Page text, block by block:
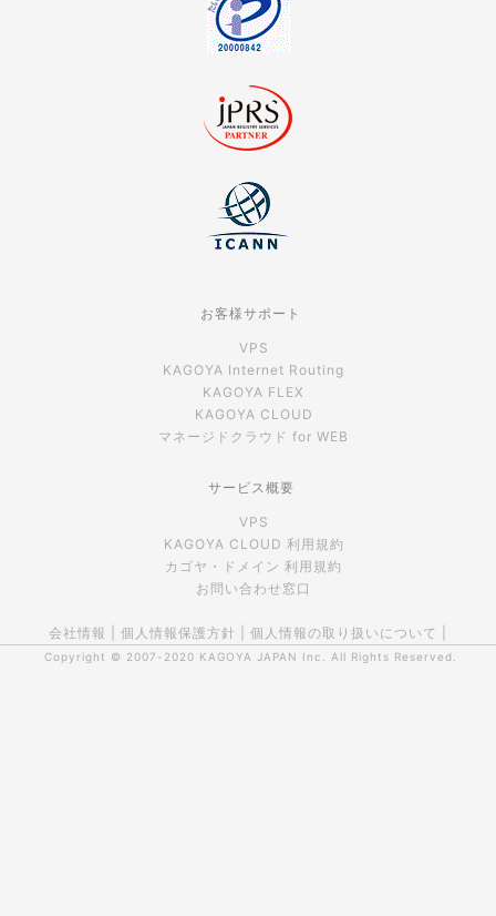
お客様サポート
VPS
KAGOYA Internet Routing
KAGOYA FLEX
KAGOYA CLOUD
マネージドクラウド for WEB
サービス概要
VPS
KAGOYA CLOUD 利用規約
カゴヤ・ドメイン 利用規約
お問い合わせ窓口
会社情報 個人情報保護方針 個人情報の取り扱いについて
Copyright © 2007-2020 KAGOYA JAPAN Inc. All Rights Reserved.